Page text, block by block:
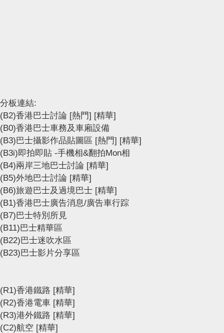
分板連結:
(B2)香港巴士討論 [熱門] [精華]
(B0)香港巴士車務及車廂設備
(B3)巴士攝影作品貼圖區 [熱門] [精華]
(B3i)即拍即貼 -手機相&翻拍Mon相
(B4)兩岸三地巴士討論 [精華]
(B5)外地巴士討論 [精華]
(B6)旅遊巴士及過境巴士 [精華]
(B1)香港巴士廣告消息/廣告車行踪
(B7)巴士特別所見
(B11)巴士精華區
(B22)巴士迷吹水區
(B23)巴士影片分享區
(R1)香港鐵路 [精華]
(R2)香港電車 [精華]
(R3)港外鐵路 [精華]
(C2)航空 [精華]